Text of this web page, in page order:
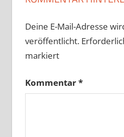
Deine E-Mail-Adresse
veröffentlicht.
markiert
Kommentar*